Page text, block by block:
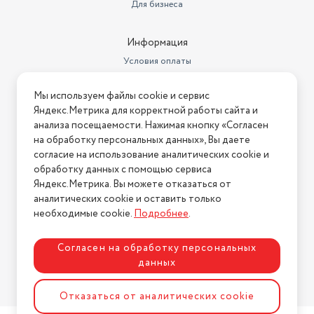
Для бизнеса
Информация
Условия оплаты
Условия возврата
Нашли ошибку на сайте? Напишите нам
2026 © Интернет-магазин "АстМаркет". У нас есть всё!
Политика конфиденциальности
Разработка сайтаASTDESIGN
Мы используем файлы cookie и сервис
Яндекс.Метрика для корректной работы сайта и
анализа посещаемости. Нажимая кнопку «Согласен
на обработку персональных данных», Вы даете
согласие на использование аналитических cookie и
обработку данных с помощью сервиса
Яндекс.Метрика. Вы можете отказаться от
аналитических cookie и оставить только
необходимые cookie.Подробнее.
Согласен на обработку персональных
данных
Отказаться от аналитических cookie